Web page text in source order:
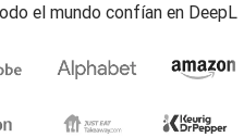
el mundo confían en DeepL